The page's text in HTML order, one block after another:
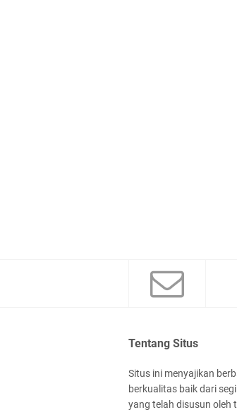
Tentang Situs
Situs ini menyajikan
berkualitas baik dari
yang telah disusun oleh